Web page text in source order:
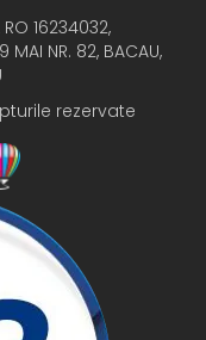
RO 16234032,
MAI NR. 82, BACAU,
rezervate